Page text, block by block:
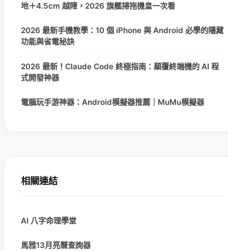
地＋4.5cm 越障，2026 旗艦掃拖機皇一次看
2026 最新手機教學：10 個 iPhone 與 Android 必學的隱藏
功能與省電秘訣
2026 最新！Claude Code 終極指南：顛覆終端機的 AI 程
式開發神器
電腦玩手游神器：Android模擬器推薦｜MuMu模擬器
相關連結
AI 八字命理學堂
馬雅13月亮曆查詢器